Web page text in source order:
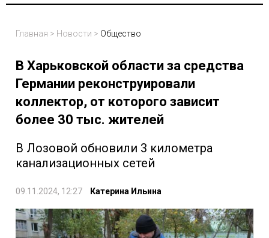
Главная > Новости > Общество
В Харьковской области за средства
Германии реконструировали
коллектор, от которого зависит
более 30 тыс. жителей
В Лозовой обновили 3 километра
канализационных сетей
09.11.2024, 12:27 Катерина Ильина